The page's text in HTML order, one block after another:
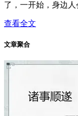
了，一开始，身边
查看全文
文章聚合